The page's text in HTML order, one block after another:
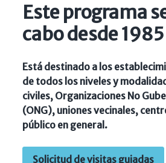
Este programa
cabo desde 1985
Está destinado a los
de todos los niveles y
civiles, Organizaciones No
(ONG), uniones vecinales,
público en general.
Solicitud de visitas guiadas